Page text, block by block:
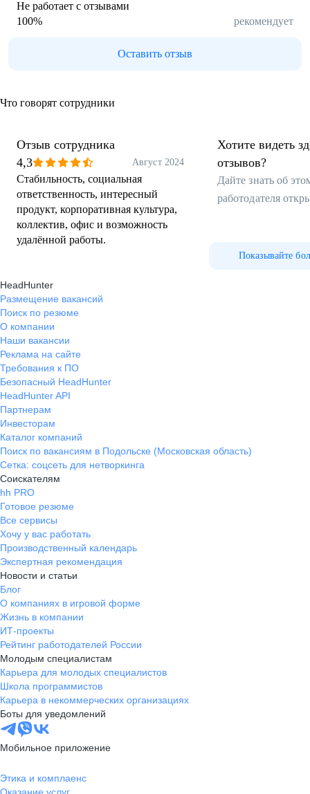
Не работает с отзывами
100% рекомендует
Оставить отзыв
Что говорят сотрудники
Отзыв сотрудника
4,3
Август 2024
Стабильность, социальная
ответственность, интересный
продукт, корпоративная культура,
коллектив, офис и возможность
удалённой работы.
Хотите видеть
отзывов?
Дайте знать об
работодателя
Показывайте
HeadHunter
Размещение вакансий
Поиск по резюме
О компании
Наши вакансии
Реклама на сайте
Требования к ПО
Безопасный HeadHunter
HeadHunter API
Партнерам
Инвесторам
Каталог компаний
Поиск по вакансиям в Подольске (Московская область)
Сетка: соцсеть для нетворкинга
Соискателям
hh PRO
Готовое резюме
Все сервисы
Хочу у вас работать
Производственный календарь
Экспертная рекомендация
Новости и статьи
Блог
О компаниях в игровой форме
Жизнь в компании
ИТ-проекты
Рейтинг работодателей России
Молодым специалистам
Карьера для молодых специалистов
Школа программистов
Карьера в некоммерческих организациях
Боты для уведомлений
Мобильное приложение
Этика и комплаенс